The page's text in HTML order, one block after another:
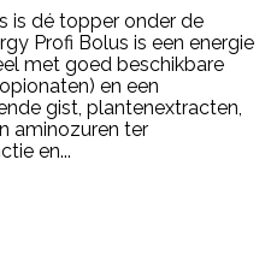
is dé topper onder de
Profi Bolus is een energie
met goed beschikbare
en een
gist, plantenextracten,
aminozuren ter
en...